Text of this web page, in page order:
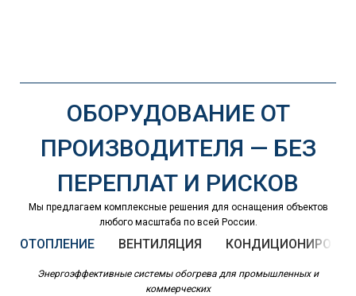
ОБОРУДОВАНИЕ ОТ
ПРОИЗВОДИТЕЛЯ — БЕЗ
ПЕРЕПЛАТ И РИСКОВ
Мы предлагаем комплексные решения для оснащения объектов
любого масштаба по всей России.
ОТОПЛЕНИЕ ВЕНТИЛЯЦИЯ
Энергоэффективные системы обогрева для промышленных и
коммерческих